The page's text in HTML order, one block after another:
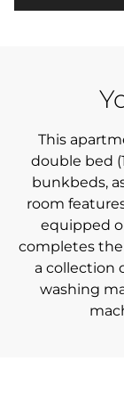
This
double bed
bunkbeds,
room
equipped
completes the
a collection
washing